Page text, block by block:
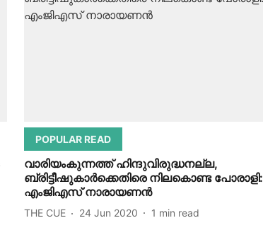
POPULAR READ
വാരിയംകുന്നത്ത് ഹിന്ദുവിരുദ്ധനല്ല,
ബ്രിട്ടീഷുകാര്‍ക്കെതിരെ നിലകൊണ്ട പോരാളി:
എംജിഎസ് നാരായണന്‍
THE CUE 24 Jun 2020 1 min read